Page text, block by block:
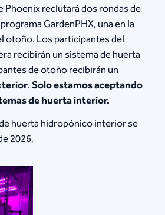
Phoenix reclutará dos rondas de
GardenPHX, una en la
otoño. Los participantes del
recibirán un sistema de huerta
de otoño recibirán un
.Solo estamos aceptando
de huerta interior.
huerta hidropónico interior se
2026,